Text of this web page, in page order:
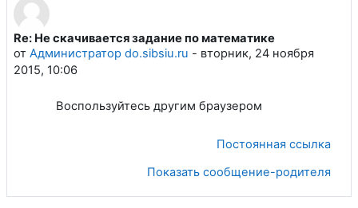
Re: Не скачивается задание по математике
от Администратор do.sibsiu.ru - вторник, 24 ноября
2015, 10:06
Количество ответов: 0
Воспользуйтесь другим браузером
Постоянная ссылка
Показать сообщение-родителя